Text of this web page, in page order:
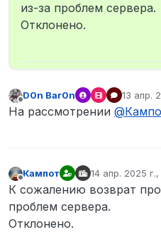
из-за проблем сервера.
Отклонено.
D0n Bar0n 13 апр.
На рассмотрении @
Не в сети
Кампот 14 апр. 2025 г.,
К сожалению возврат
проблем сервера.
Отклонено.